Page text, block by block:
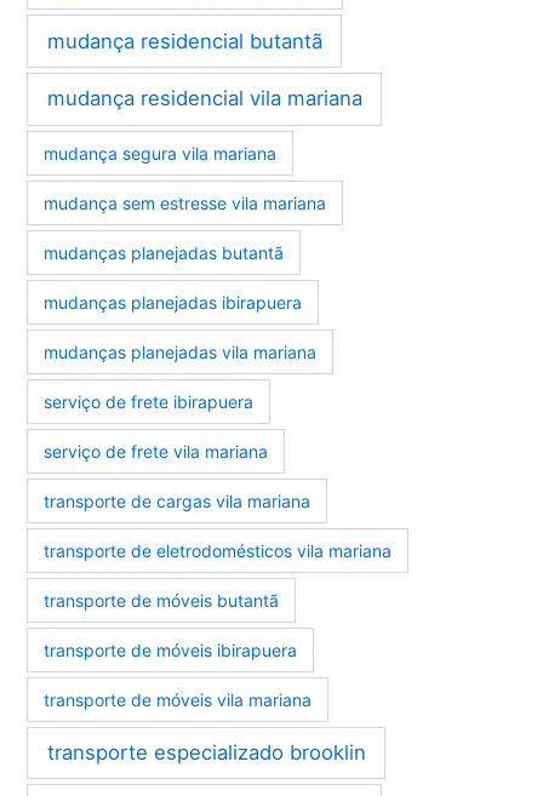
mudança residencial butantã
mudança residencial vila mariana
mudança segura vila mariana
mudança sem estresse vila mariana
mudanças planejadas butantã
mudanças planejadas ibirapuera
mudanças planejadas vila mariana
serviço de frete ibirapuera
serviço de frete vila mariana
transporte de cargas vila mariana
transporte de eletrodomésticos vila mariana
transporte de móveis butantã
transporte de móveis ibirapuera
transporte de móveis vila mariana
transporte especializado brooklin